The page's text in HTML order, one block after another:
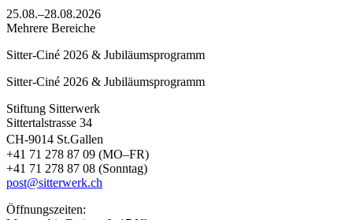
25.08.–28.08.2026
Mehrere Bereiche
Sitter-Ciné 2026 & Jubiläumsprogramm
Sitter-Ciné 2026 & Jubiläumsprogramm
Stiftung Sitterwerk
Sittertalstrasse 34
CH-9014 St.Gallen
+41 71 278 87 09 (MO–FR)
+41 71 278 87 08 (Sonntag)
post@sitterwerk.ch
Öffnungszeiten: